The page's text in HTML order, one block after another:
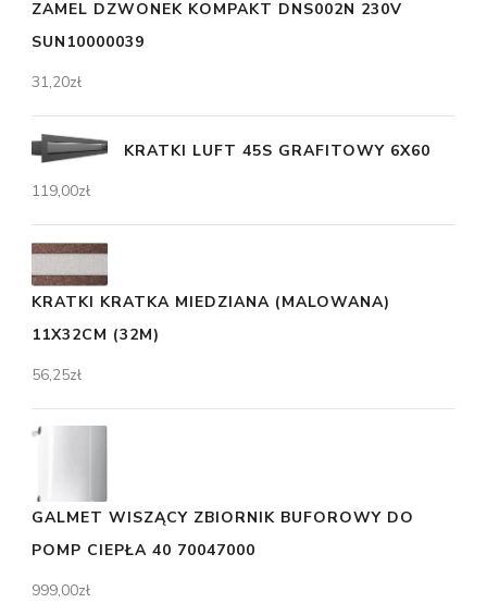
ZAMEL DZWONEK KOMPAKT DNS002N 230V
SUN10000039
31,20zł
KRATKI LUFT 45S GRAFITOWY 6X60
119,00zł
KRATKI KRATKA MIEDZIANA (MALOWANA)
11X32CM (32M)
56,25zł
GALMET WISZĄCY ZBIORNIK BUFOROWY DO
POMP CIEPŁA 40 70047000
999,00zł